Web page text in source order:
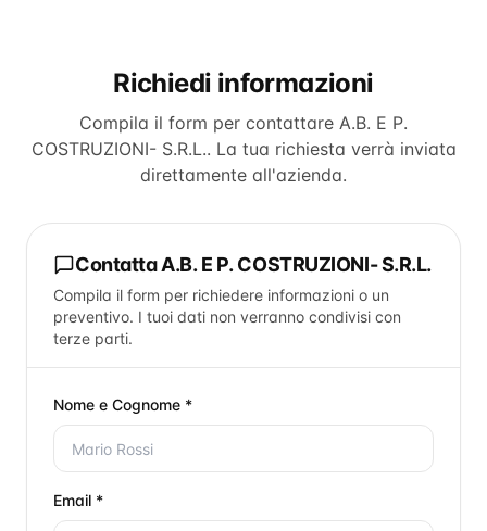
Richiedi informazioni
Compila il form per contattare A.B. E P.
COSTRUZIONI- S.R.L.. La tua richiesta verrà inviata
direttamente all'azienda.
ContattaA.B. E P. COSTRUZIONI- S.R.L.
Compila il form per richiedere informazioni o un
preventivo. I tuoi dati non verranno condivisi con
terze parti.
Nome e Cognome *
Email *